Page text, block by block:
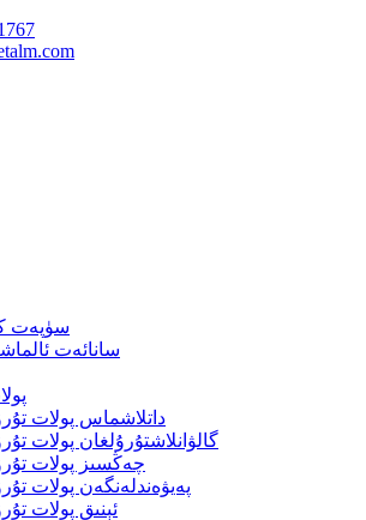
سۈپەت
سانائەت
داتلاشماس پولات
گالۋانلاشتۇرۇلغان پولات
چەڭسىز پولات
پەيۋەندلەنگەن پولات
ئېنىق پولات